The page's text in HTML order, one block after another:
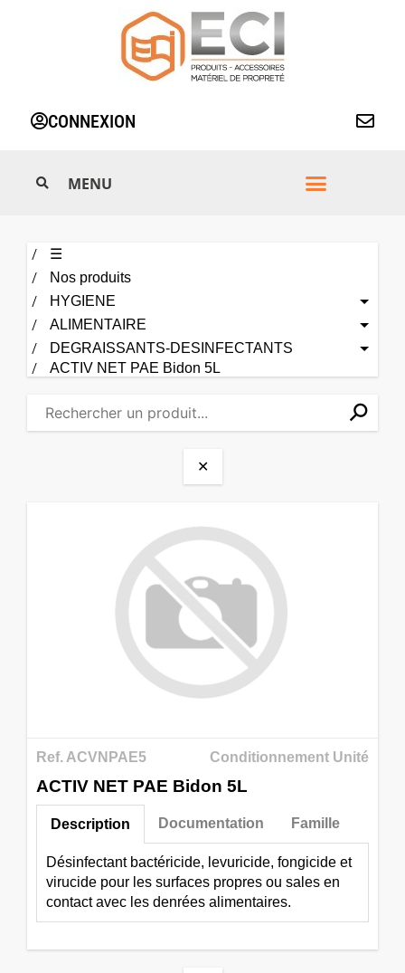
CONNEXION
☰
Nos produits
HYGIENE
ALIMENTAIRE
DEGRAISSANTS-DESINFECTANTS
ACTIV NET PAE Bidon 5L
✕⚲
✕
Ref. ACVNPAE5 Conditionnement Unité
ACTIV NET PAE Bidon 5L
Description
Désinfectant bactéricide, levuricide, fongicide et
virucide pour les surfaces propres ou sales en
contact avec les denrées alimentaires.
Documentation Famille